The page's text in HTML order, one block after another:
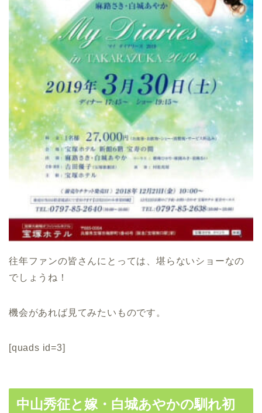
往年ファンの皆さんにとっては、堪らないショーなの
でしょうね！
機会があれば見てみたいものです。
[quads id=3]
中山秀征と嫁・白城あやかの馴れ初